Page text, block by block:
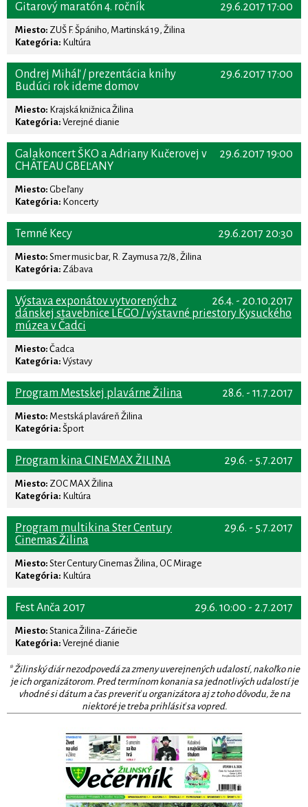
29.6.2017 17:00
Gitarový maratón 4. ročník
Miesto: ZUŠ F. Špániho, Martinská 19, Žilina
Kategória: Kultúra
29.6.2017 17:00
Ondrej Miháľ / prezentácia knihy
Budúci rok ideme domov
Miesto: Krajská knižnica Žilina
Kategória: Verejné dianie
29.6.2017 19:00
Galakoncert ŠKO a Adriany Kučerovej v
CHÂTEAU GBEĽANY
Miesto: Gbeľany
Kategória: Koncerty
29.6.2017 20:30
Temné Kecy
Miesto: Smer music bar, R. Zaymusa 72/8, Žilina
Kategória: Zábava
26.4. - 20.10.2017
Výstava exponátov vytvorených z
dánskej stavebnice LEGO / výstavné priestory Kysuckého
múzea v Čadci
Miesto: Čadca
Kategória: Výstavy
28.6. - 11.7.2017
Program Mestskej plavárne Žilina
Miesto: Mestská plaváreň Žilina
Kategória: Šport
29.6. - 5.7.2017
Program kina CINEMAX ŽILINA
Miesto: ZOC MAX Žilina
Kategória: Kultúra
29.6. - 5.7.2017
Program multikina Ster Century
Cinemas Žilina
Miesto: Ster Century Cinemas Žilina, OC Mirage
Kategória: Kultúra
29.6. 10:00 - 2.7.2017
Fest Anča 2017
Miesto: Stanica Žilina-Záriečie
Kategória: Verejné dianie
* Žilinský diár nezodpovedá za zmeny uverejnených udalostí, nakoľko nie
je ich organizátorom. Pred termínom konania sa jednotlivých udalostí je
vhodné si dátum a čas preveriť u organizátora aj z toho dôvodu, že na
niektoré je treba prihlásiť sa vopred.